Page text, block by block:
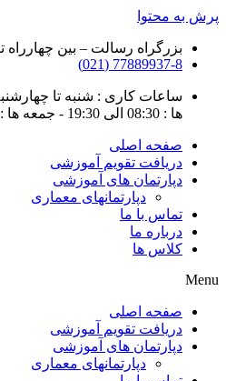
پرش به محتوا
بزرگراه رسالت – بین چهارراه
77889937-8 (021)
ها : 08:30 الی 19:30 - جمعه ها : 08:30 الی 17:30
صفحه اصلی
دریافت تقویم آموزشی
دپارتمان های آموزشی
دپارتمانهای معماری
تماس با ما
درباره ما
کلاس ها
Menu
صفحه اصلی
دریافت تقویم آموزشی
دپارتمان های آموزشی
دپارتمانهای معماری